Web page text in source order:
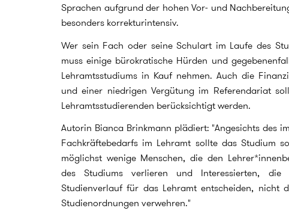
Sprachen aufgrund der hohen Vor- und
besonders korrekturintensiv.
Wer sein Fach oder seine Schulart im Laufe des
muss einige bürokratische Hürden und
Lehramtsstudiums in Kauf nehmen. Auch die
und einer niedrigen Vergütung im Referendariat
Lehramtsstudierenden berücksichtigt werden.
Autorin Bianca Brinkmann plädiert: "Angesichts des
Fachkräftebedarfs im Lehramt sollte das Studium
möglichst wenige Menschen, die den
des Studiums verlieren und Interessierten,
Studienverlauf für das Lehramt entscheiden, nicht
Studienordnungen verwehren."